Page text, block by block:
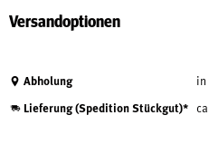
Versandoptionen
Abholung in
Lieferung (Spedition Stückgut)*